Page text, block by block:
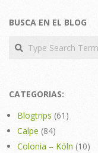
BUSCA EN EL BLOG
Search
CATEGORIAS:
Blogtrips (61)
Calpe (84)
Colonia – Köln (10)